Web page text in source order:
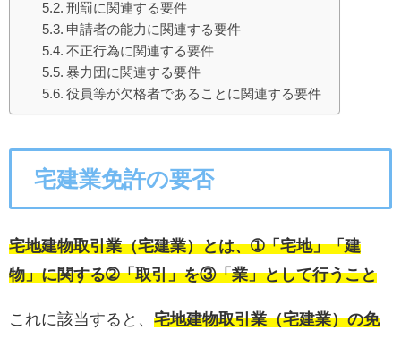
刑罰に関連する要件
申請者の能力に関連する要件
不正行為に関連する要件
暴力団に関連する要件
役員等が欠格者であることに関連する要件
宅建業免許の要否
宅地建物取引業（宅建業）とは、➀「宅地」「建
物」に関する➁「取引」を③「業」として行うこと
これに該当すると、 宅地建物取引業（宅建業）の免